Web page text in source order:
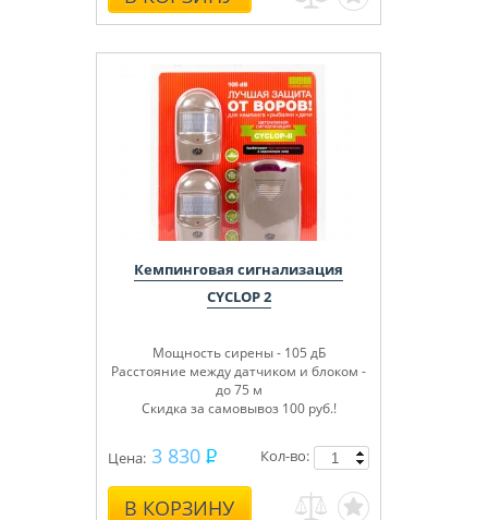
Кемпинговая сигнализация
CYCLOP 2
Мощность сирены - 105 дБ
Расстояние между датчиком и блоком -
до 75 м
Скидка за самовывоз 100 руб.!
Цена: 3 830
В КОРЗИНУ
Кол-во: